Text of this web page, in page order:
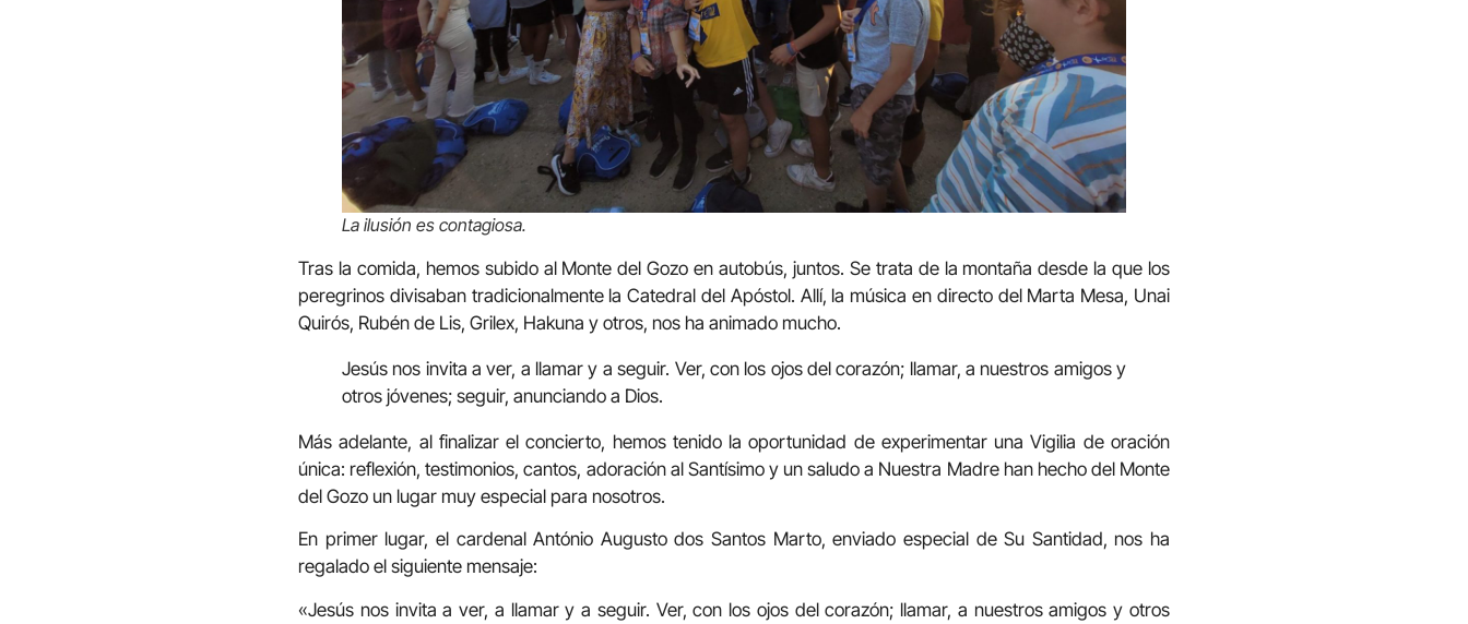
La ilusión es contagiosa.
Tras la comida, hemos subido al Monte del Gozo en autobús, juntos. Se trata de la montaña desde la que los
peregrinos divisaban tradicionalmente la Catedral del Apóstol. Allí, la música en directo del Marta Mesa, Unai
Quirós, Rubén de Lis, Grilex, Hakuna y otros, nos ha animado mucho.
Jesús nos invita a ver, a llamar y a seguir. Ver, con los ojos del corazón; llamar, a nuestros amigos y
otros jóvenes; seguir, anunciando a Dios.
Más adelante, al finalizar el concierto, hemos tenido la oportunidad de experimentar una Vigilia de oración
única: reflexión, testimonios, cantos, adoración al Santísimo y un saludo a Nuestra Madre han hecho del Monte
del Gozo un lugar muy especial para nosotros.
En primer lugar, el cardenal António Augusto dos Santos Marto, enviado especial de Su Santidad, nos ha
regalado el siguiente mensaje:
«Jesús nos invita a ver, a llamar y a seguir. Ver, con los ojos del corazón; llamar, a nuestros amigos y otros